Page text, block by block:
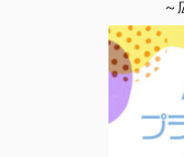
～